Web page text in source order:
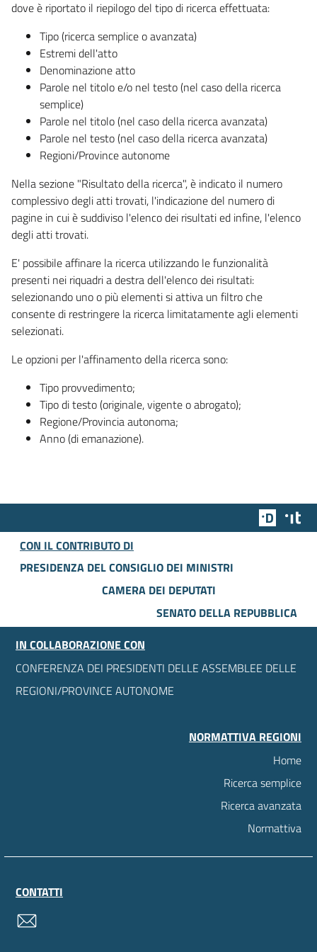
dove è riportato il riepilogo del tipo di ricerca effettuata:
Tipo (ricerca semplice o avanzata)
Estremi dell'atto
Denominazione atto
Parole nel titolo e/o nel testo (nel caso della ricerca
semplice)
Parole nel titolo (nel caso della ricerca avanzata)
Parole nel testo (nel caso della ricerca avanzata)
Regioni/Province autonome
Nella sezione "Risultato della ricerca", è indicato il numero
complessivo degli atti trovati, l'indicazione del numero di
pagine in cui è suddiviso l'elenco dei risultati ed infine, l'elenco
degli atti trovati.
E' possibile affinare la ricerca utilizzando le funzionalità
presenti nei riquadri a destra dell'elenco dei risultati:
selezionando uno o più elementi si attiva un filtro che
consente di restringere la ricerca limitatamente agli elementi
selezionati.
Le opzioni per l'affinamento della ricerca sono:
Tipo provvedimento;
Tipo di testo (originale, vigente o abrogato);
Regione/Provincia autonoma;
Anno (di emanazione).
Team
CON IL CONTRIBUTO DI
PRESIDENZA DEL CONSIGLIO DEI MINISTRI
CAMERA DEI DEPUTATI
SENATO DELLA REPUBBLICA
IN COLLABORAZIONE CON
CONFERENZA DEI PRESIDENTI DELLE ASSEMBLEE DELLE
REGIONI/PROVINCE AUTONOME
NORMATTIVA REGIONI
Home
Ricerca semplice
Ricerca avanzata
Normattiva
CONTATTI